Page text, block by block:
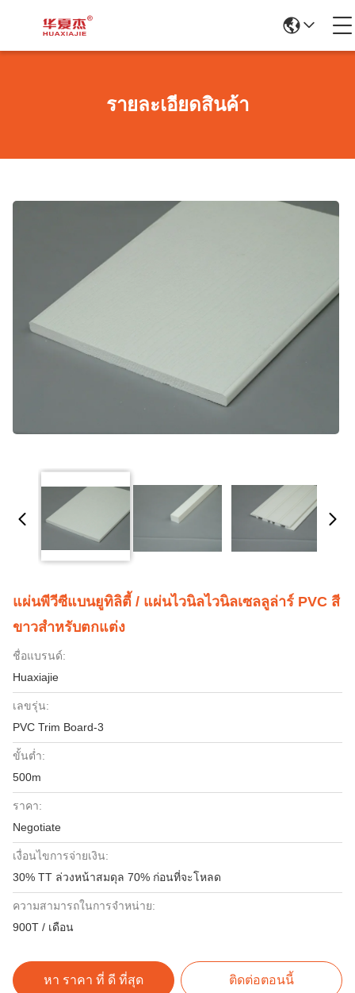
รายละเอียดสินค้า
แผ่นพีวีซีแบนยูทิลิตี้ / แผ่นไวนิลไวนิลเซลลูล่าร์ PVC สี
ขาวสำหรับตกแต่ง
ชื่อแบรนด์:
Huaxiajie
เลขรุ่น:
PVC Trim Board-3
ขั้นต่ำ:
500m
ราคา:
Negotiate
เงื่อนไขการจ่ายเงิน:
30% TT ล่วงหน้าสมดุล 70% ก่อนที่จะโหลด
ความสามารถในการจําหน่าย:
900T / เดือน
หา ราคา ที่ ดี ที่สุด ติดต่อตอนนี้